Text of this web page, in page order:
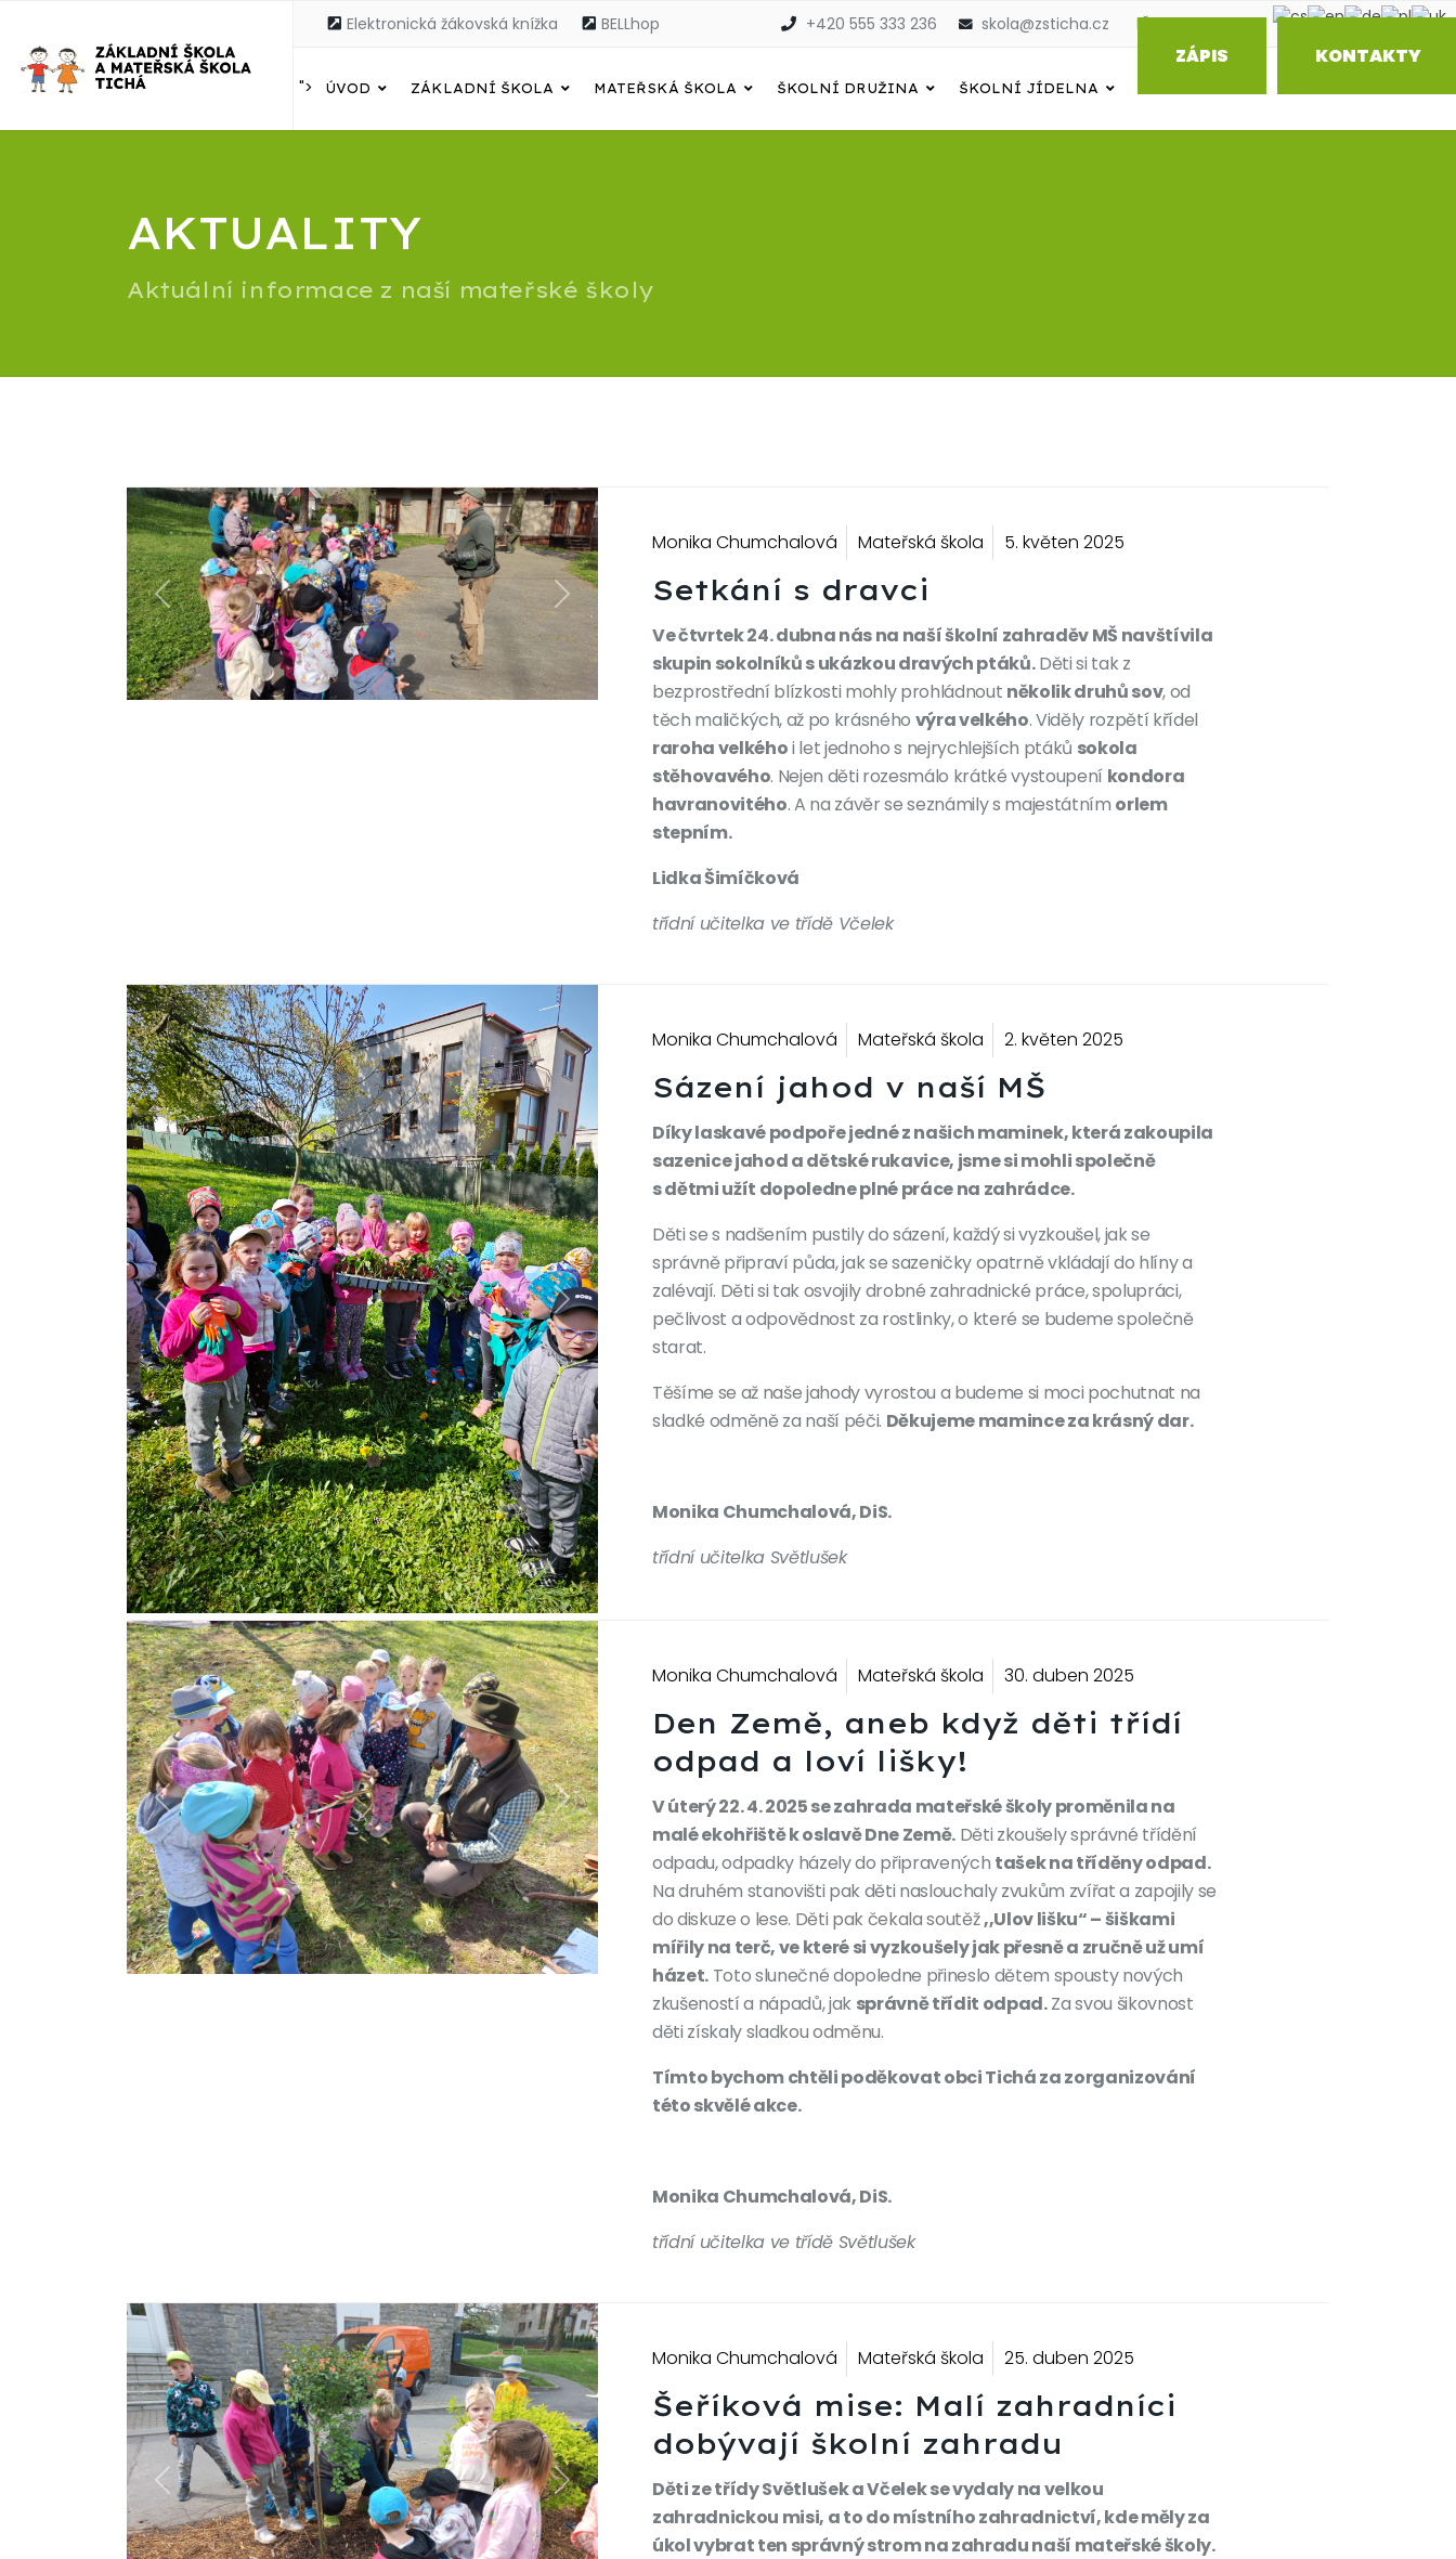
Elektronická žákovská knížka BELLhop IČO: 70986479
+420 555 333 236 skola@zsticha.cz
ZÁPIS KONTAKTY
"> ÚVOD ZÁKLADNÍ ŠKOLA MATEŘSKÁ ŠKOLA ŠKOLNÍ DRUŽINA ŠKOLNÍ JÍDELNA
AKTUALITY
Aktuální informace z naší mateřské školy
Previous Next
Monika Chumchalová Mateřská škola 5. květen 2025
Setkání s dravci
Ve čtvrtek 24. dubna nás na naší školní zahraděv MŠ navštívila
skupin sokolníků s ukázkou dravých ptáků.Děti si tak z
bezprostřední blízkosti mohly prohládnout několik druhů sov, od
těch maličkých, až po krásného výra velkého. Viděly rozpětí křídel
raroha velkéhoi let jednoho s nejrychlejších ptáků sokola
stěhovavého. Nejen děti rozesmálo krátké vystoupení kondora
havranovitého. A na závěr se seznámily s majestátním orlem
stepním.
Lidka Šimíčková
třídní učitelka ve třídě Včelek
Previous Next
Monika Chumchalová Mateřská škola 2. květen 2025
Sázení jahod v naší MŠ
Díky laskavé podpoře jedné z našich maminek, která zakoupila
sazenice jahod a dětské rukavice, jsme si mohli společně
s dětmi užít dopoledne plné práce na zahrádce.
Děti se s nadšením pustily do sázení, každý si vyzkoušel, jak se
správně připraví půda, jak se sazeničky opatrně vkládají do hlíny a
zalévají. Děti si tak osvojily drobné zahradnické práce, spolupráci,
pečlivost a odpovědnost za rostlinky, o které se budeme společně
starat.
Těšíme se až naše jahody vyrostou a budeme si moci pochutnat na
sladké odměně za naší péči. Děkujeme mamince za krásný dar.
Monika Chumchalová, DiS.
třídní učitelka Světlušek
Previous Next
Monika Chumchalová Mateřská škola 30. duben 2025
Den Země, aneb když děti třídí
odpad a loví lišky!
V úterý 22. 4. 2025 se zahrada mateřské školy proměnila na
malé ekohřiště k oslavě Dne Země. Děti zkoušely správné třídění
odpadu, odpadky házely do připravených tašek na tříděny odpad.
Na druhém stanovišti pak děti naslouchaly zvukům zvířat a zapojily se
do diskuze o lese. Děti pak čekala soutěž,,Ulov lišku“ – šiškami
mířily na terč, ve které si vyzkoušely jak přesně a zručně už umí
házet.Toto slunečné dopoledne přineslo dětem spousty nových
zkušeností a nápadů, jak správně třídit odpad.Za svou šikovnost
děti získaly sladkou odměnu.
Tímto bychom chtěli poděkovat obci Tichá za zorganizování
této skvělé akce.
Monika Chumchalová, DiS.
třídní učitelka ve třídě Světlušek
Monika Chumchalová Mateřská škola 25. duben 2025
Šeříková mise: Malí zahradníci
dobývají školní zahradu
Děti ze třídy Světlušek a Včelek se vydaly na velkou
zahradnickou misi, a to do místního zahradnictví, kde měly za
úkol vybrat ten správný strom na zahradu naší mateřské školy.